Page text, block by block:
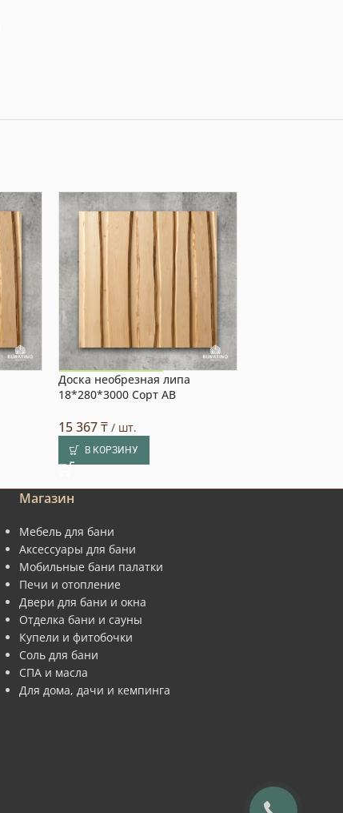
Акция на товар!
Доска необрезная липа
18*280*3000 Сорт АВ
15 367₸/ шт.
В КОРЗИНУ
Магазин
Мебель для бани
Аксессуары для бани
Мобильные бани палатки
Печи и отопление
Двери для бани и окна
Отделка бани и сауны
Купели и фитобочки
Соль для бани
СПА и масла
Для дома, дачи и кемпинга